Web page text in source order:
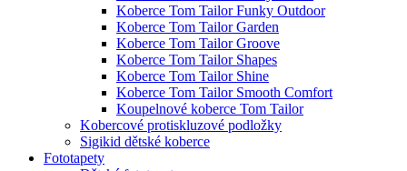
Koberce Tom Tailor Funky Outdoor
Koberce Tom Tailor Garden
Koberce Tom Tailor Groove
Koberce Tom Tailor Shapes
Koberce Tom Tailor Shine
Koberce Tom Tailor Smooth Comfort
Koupelnové koberce Tom Tailor
Kobercové protiskluzové podložky
Sigikid dětské koberce
Fototapety